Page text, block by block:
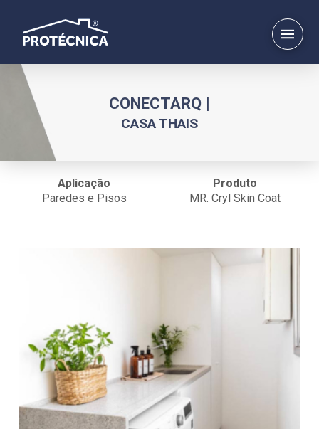
CONECTARQ |
CASA THAIS
Aplicação
Paredes e Pisos
Produto
MR. Cryl Skin Coat